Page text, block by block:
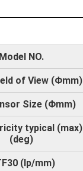
Model NO.
of View (Φmm)
Size (Φmm)
typical (max)
(deg)
(lp/mm)